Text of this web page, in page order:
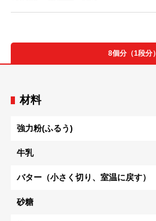
8個分（1段分）
材料
強力粉(ふるう)
牛乳
バター（小さく切り、室温に戻す）
砂糖